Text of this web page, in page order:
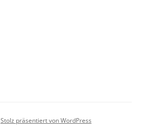
Stolz präsentiert von WordPress